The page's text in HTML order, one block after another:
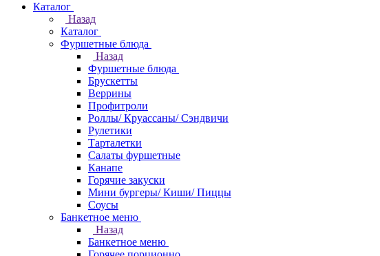
Каталог
Назад
Каталог
Фуршетные блюда
Назад
Фуршетные блюда
Брускетты
Веррины
Профитроли
Роллы/ Круассаны/ Сэндвичи
Рулетики
Тарталетки
Салаты фуршетные
Канапе
Горячие закуски
Мини бургеры/ Киши/ Пиццы
Соусы
Банкетное меню
Назад
Банкетное меню